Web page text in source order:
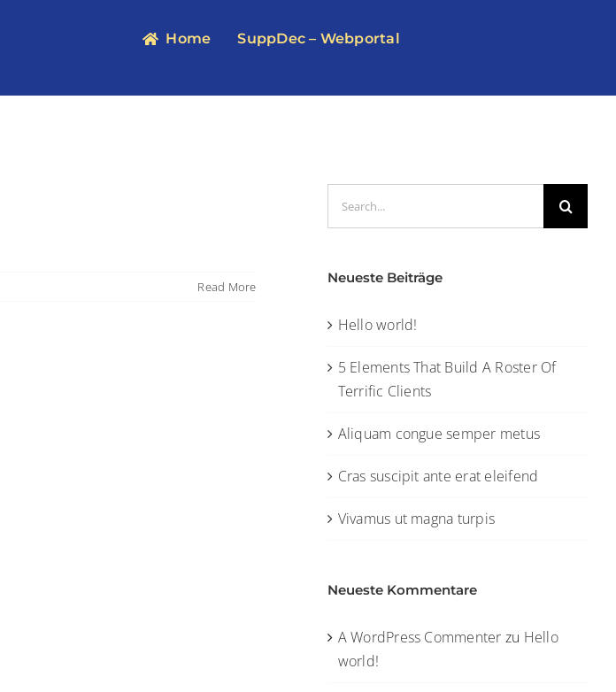
Home SuppDec – Webportal
Read More
Neueste Beiträge
Hello world!
5 Elements That Build A Roster Of
Terrific Clients
Aliquam congue semper metus
Cras suscipit ante erat eleifend
Vivamus ut magna turpis
Neueste Kommentare
A WordPress Commenter zu Hello
world!